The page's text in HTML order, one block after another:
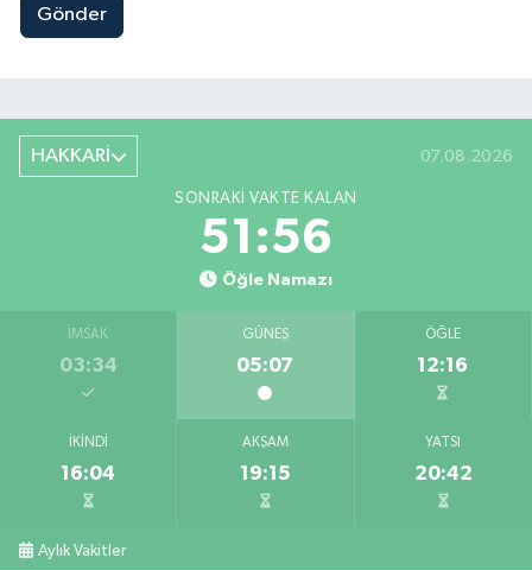
Gönder
HAKKARİ 07.08.2026
SONRAKI VAKTE KALAN
51:56
Öğle Namazı
İMSAK
03:34
GÜNEŞ
05:07
ÖĞLE
12:16
İKINDI
16:04
AKŞAM
19:15
YATSI
20:42
Aylık Vakitler